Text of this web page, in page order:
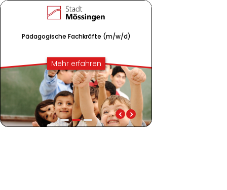
Pädagogische Fachkräfte (m/w/d)
Mehr erfahren